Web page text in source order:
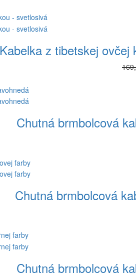
Kabelka z tibetskej
Chutná brmbolcová
Chutná brmbolcová
Chutná brmbolcová